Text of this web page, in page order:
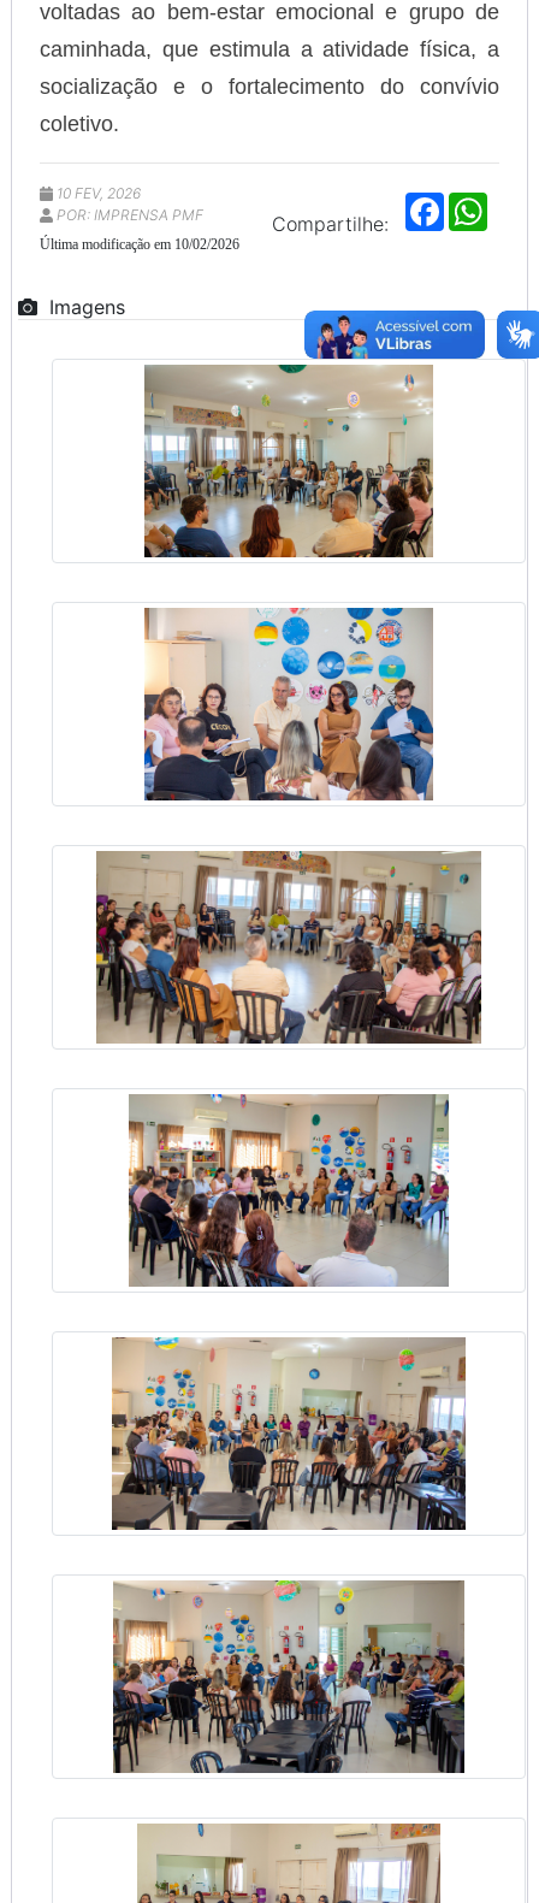
voltadas ao bem-estar emocional e grupo de
caminhada, que estimula a atividade física, a
socialização e o fortalecimento do convívio
coletivo.
Compartilhe:
F
a
o
k
p
10 FEV, 2026
POR: IMPRENSA PMF
Última modificação em 10/02/2026
Imagens